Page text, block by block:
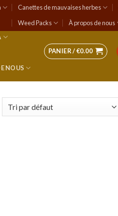
Canettes de mauvaises herbes
Weed Packs
À propos de nous
NOUS
PANIER /€0.00